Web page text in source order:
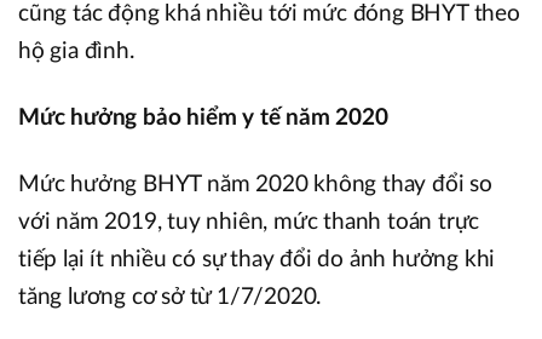
cũng tác động khá nhiều tới mức đóng BHYT theo
hộ gia đình.
Mức hưởng bảo hiểm y tế năm 2020
Mức hưởng BHYT năm 2020 không thay đổi so
với năm 2019, tuy nhiên, mức thanh toán trực
tiếp lại ít nhiều có sự thay đổi do ảnh hưởng khi
tăng lương cơ sở từ 1/7/2020.